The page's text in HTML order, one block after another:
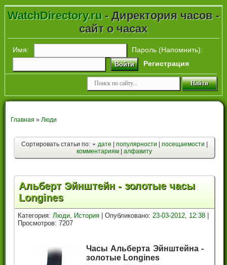
WatchDirectory.ru- Директория часов -
сайт о часах
Имя: Пароль (Напомнить):
Войти Регистрация
Главная » Люди
Сортировать статьи по: дате| популярности посещаемости
комментариям |алфавиту
Альберт Эйнштейн - золотые часы
Longines
Категория:Люди, История | Опубликовано:23-03-2012, 12:38
Просмотров: 7207
Часы Альберта Эйнштейна -
золотые Longines